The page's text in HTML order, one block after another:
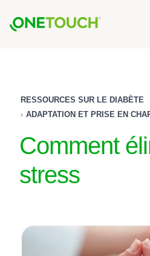
RESSOURCES SUR LE DIABÈTE
ADAPTATION ET PRISE EN
Comment
stress